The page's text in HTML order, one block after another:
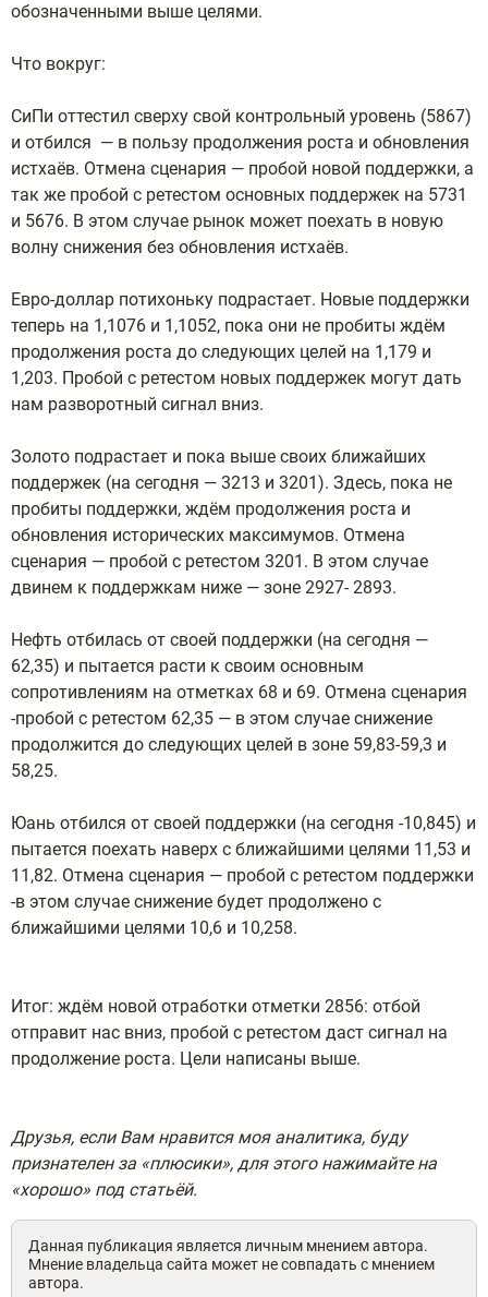
обозначенными выше целями.
Что вокруг:
СиПи оттестил сверху свой контрольный уровень (5867)
и отбился — в пользу продолжения роста и обновления
истхаёв. Отмена сценария — пробой новой поддержки, а
так же пробой с ретестом основных поддержек на 5731
и 5676. В этом случае рынок может поехать в новую
волну снижения без обновления истхаёв.
Евро-доллар потихоньку подрастает. Новые поддержки
теперь на 1,1076 и 1,1052, пока они не пробиты ждём
продолжения роста до следующих целей на 1,179 и
1,203. Пробой с ретестом новых поддержек могут дать
нам разворотный сигнал вниз.
Золото подрастает и пока выше своих ближайших
поддержек (на сегодня — 3213 и 3201). Здесь, пока не
пробиты поддержки, ждём продолжения роста и
обновления исторических максимумов. Отмена
сценария — пробой с ретестом 3201. В этом случае
двинем к поддержкам ниже — зоне 2927- 2893.
Нефть отбилась от своей поддержки (на сегодня —
62,35) и пытается расти к своим основным
сопротивлениям на отметках 68 и 69. Отмена сценария
-пробой с ретестом 62,35 — в этом случае снижение
продолжится до следующих целей в зоне 59,83-59,3 и
58,25.
Юань отбился от своей поддержки (на сегодня -10,845) и
пытается поехать наверх с ближайшими целями 11,53 и
11,82. Отмена сценария — пробой с ретестом поддержки
-в этом случае снижение будет продолжено с
ближайшими целями 10,6 и 10,258.
Итог: ждём новой отработки отметки 2856: отбой
отправит нас вниз, пробой с ретестом даст сигнал на
продолжение роста. Цели написаны выше.
Друзья, если Вам нравится моя аналитика, буду
признателен за «плюсики», для этого нажимайте на
«хорошо» под статьёй.
Данная публикация является личным мнением автора.
Мнение владельца сайта может не совпадать с мнением
автора.